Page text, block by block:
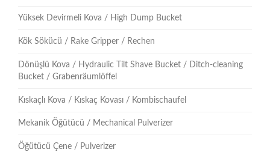
Yüksek Devirmeli Kova / High Dump Bucket
Kök Sökücü / Rake Gripper / Rechen
Dönüşlü Kova / Hydraulic Tilt Shave Bucket / Ditch-cleaning
Bucket / Grabenräumlöffel
Kıskaçlı Kova / Kıskaç Kovası / Kombischaufel
Mekanik Öğütücü / Mechanical Pulverizer
Öğütücü Çene / Pulverizer